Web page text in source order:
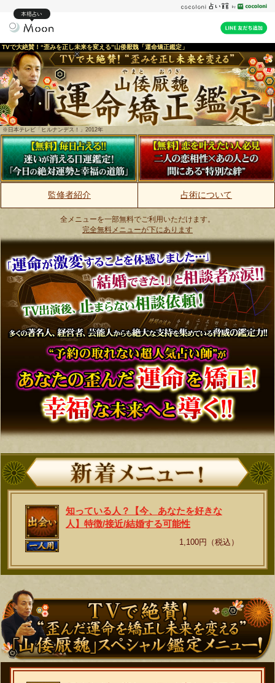
本格占い
TVで大絶賛！“歪みを正し未来を変える”山倭厭魏「運命矯正鑑定」
※
※日本テレビ「ヒルナンデス！」2012年
監修者紹介 占術について
全メニューを一部無料でご利用いただけます。
完全無料メニューが下にあります
知っている人？【今、あなたを好きな
人】特徴/接近/結婚する可能性
1,100円（税込）